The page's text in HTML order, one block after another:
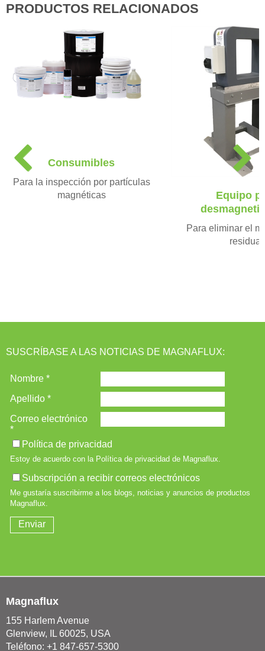
PRODUCTOS RELACIONADOS
Consumibles
Para la inspección por partículas
magnéticas
Equipo
Para eliminar el
residual
e
N
SUSCRÍBASE A LAS NOTICIAS DE MAGNAFLUX:
Magnaflux
155 Harlem Avenue
Glenview, IL 60025, USA
Teléfono: +1 847-657-5300